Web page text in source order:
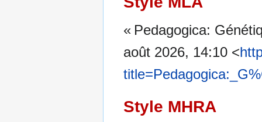
« Pedagogica:
août 2026, 14:10 <
Style MHRA